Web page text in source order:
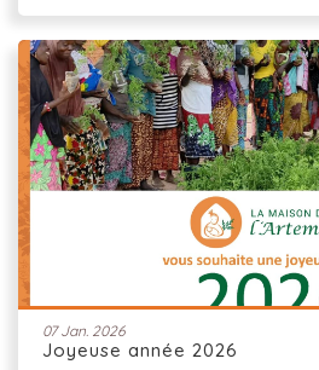
07 Jan. 2026
Joyeuse année 2026